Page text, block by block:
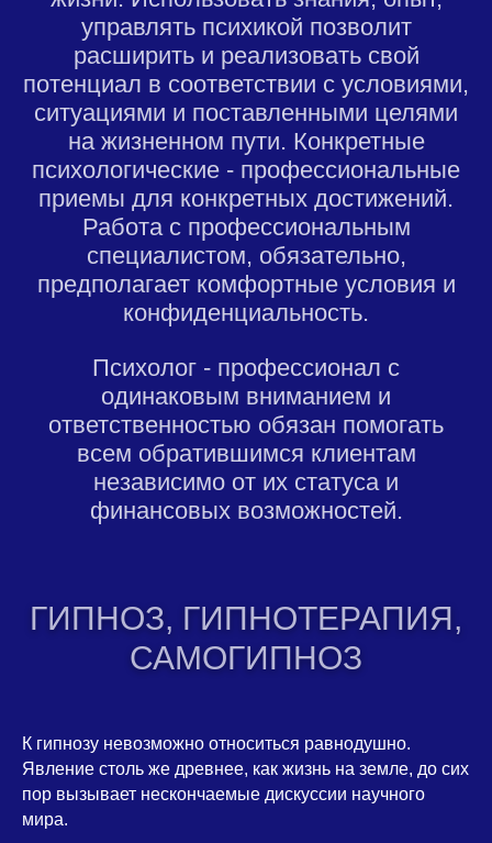
управлять психикой позволит
расширить и реализовать свой
потенциал в соответствии с условиями,
ситуациями и поставленными целями
на жизненном пути. Конкретные
психологические - профессиональные
приемы для конкретных достижений.
Работа с профессиональным
специалистом, обязательно,
предполагает комфортные условия и
конфиденциальность.
Психолог - профессионал с
одинаковым вниманием и
ответственностью обязан помогать
всем обратившимся клиентам
независимо от их статуса и
финансовых возможностей.
ГИПНОЗ, ГИПНОТЕРАПИЯ,
САМОГИПНОЗ
К гипнозу невозможно относиться равнодушно.
Явление столь же древнее, как жизнь на земле, до сих
пор вызывает нескончаемые дискуссии научного
мира.